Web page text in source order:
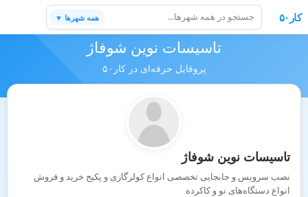
کار۵۰ همه شهرها ▼
تاسیسات نوین شوفاژ
پروفایل حرفه‌ای در کار۵۰
تاسیسات نوین شوفاژ
نصب سرویس و جابجایی تخصصی انواع کولرگازی و پکیج خرید و فروش
انواع دستگاه‌های نو و کاکرده